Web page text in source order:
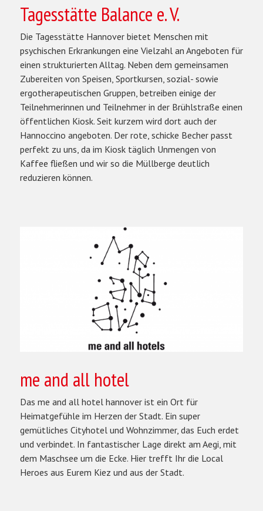
Tagesstätte Balance e. V.
Die Tagesstätte Hannover bietet Menschen mit
psychischen Erkrankungen eine Vielzahl an Angeboten für
einen strukturierten Alltag. Neben dem gemeinsamen
Zubereiten von Speisen, Sportkursen, sozial- sowie
ergotherapeutischen Gruppen, betreiben einige der
Teilnehmerinnen und Teilnehmer in der Brühlstraße einen
öffentlichen Kiosk. Seit kurzem wird dort auch der
Hannoccino angeboten. Der rote, schicke Becher passt
perfekt zu uns, da im Kiosk täglich Unmengen von
Kaffee fließen und wir so die Müllberge deutlich
reduzieren können.
me and all hotel
Das me and all hotel hannover ist ein Ort für
Heimatgefühle im Herzen der Stadt. Ein super
gemütliches Cityhotel und Wohnzimmer, das Euch erdet
und verbindet. In fantastischer Lage direkt am Aegi, mit
dem Maschsee um die Ecke. Hier trefft Ihr die Local
Heroes aus Eurem Kiez und aus der Stadt.